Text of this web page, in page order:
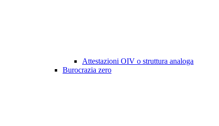
Attestazioni OIV o struttura analoga
Burocrazia zero